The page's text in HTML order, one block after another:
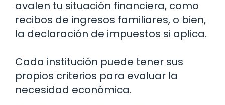
avalen tu situación financiera, como
recibos de ingresos familiares, o bien,
la declaración de impuestos si aplica.
Cada institución puede tener sus
propios criterios para evaluar la
necesidad económica.